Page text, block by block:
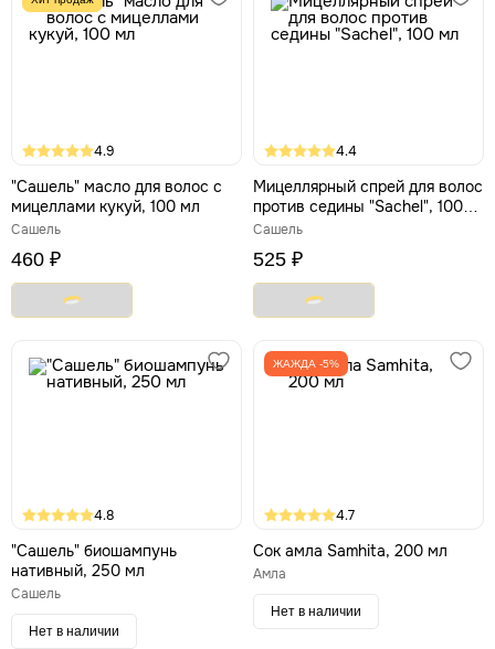
4.9
"Сашель" масло для волос с
мицеллами кукуй, 100 мл
Сашель
460 ₽
4.4
Мицеллярный спрей для волос
против седины "Sachel", 100
мл
Сашель
525 ₽
4.8
"Сашель" биошампунь
нативный, 250 мл
Сашель
Нет в наличии
ЖАЖДА -5%
4.7
Сок амла Samhita, 200 мл
Амла
Нет в наличии